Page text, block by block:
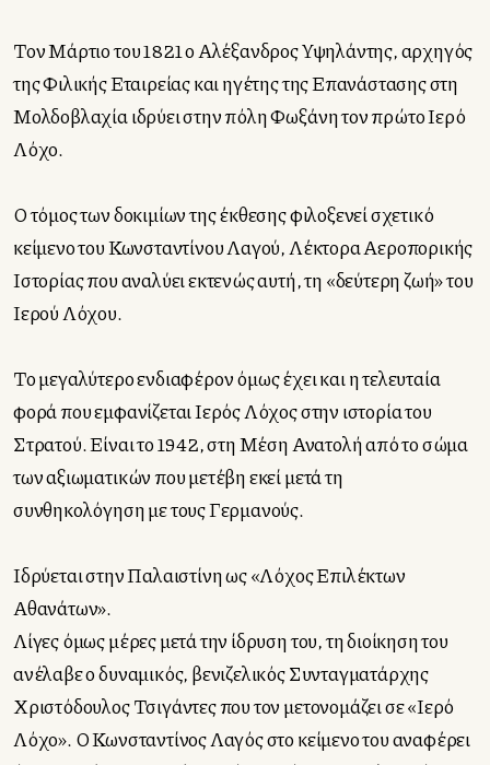
Τον Μάρτιο του 1821 ο Αλέξανδρος Υψηλάντης, αρχηγός
της Φιλικής Εταιρείας και ηγέτης της Επανάστασης στη
Μολδοβλαχία ιδρύει στην πόλη Φωξάνη τον πρώτο Ιερό
Λόχο.
Ο τόμος των δοκιμίων της έκθεσης φιλοξενεί σχετικό
κείμενο του Κωνσταντίνου Λαγού, Λέκτορα Αεροπορικής
Ιστορίας που αναλύει εκτενώς αυτή, τη «δεύτερη ζωή» του
Ιερού Λόχου.
Το μεγαλύτερο ενδιαφέρον όμως έχει και η τελευταία
φορά που εμφανίζεται Ιερός Λόχος στην ιστορία του
Στρατού. Είναι το 1942, στη Μέση Ανατολή από το σώμα
των αξιωματικών που μετέβη εκεί μετά τη
συνθηκολόγηση με τους Γερμανούς.
Ιδρύεται στην Παλαιστίνη ως «Λόχος Επιλέκτων
Αθανάτων».
Λίγες όμως μέρες μετά την ίδρυση του, τη διοίκηση του
ανέλαβε ο δυναμικός, βενιζελικός Συνταγματάρχης
Χριστόδουλος Τσιγάντες που τον μετονομάζει σε «Ιερό
Λόχο». Ο Κωνσταντίνος Λαγός στο κείμενο του αναφέρει